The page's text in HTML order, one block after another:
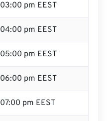
03:00 pm EEST
04:00 pm EEST
05:00 pm EEST
06:00 pm EEST
07:00 pm EEST